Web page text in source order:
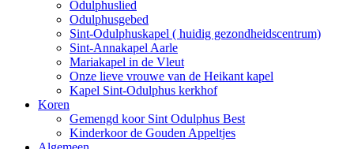
Odulphuslied
Odulphusgebed
Sint-Odulphuskapel ( huidig gezondheidscentrum)
Sint-Annakapel Aarle
Mariakapel in de Vleut
Onze lieve vrouwe van de Heikant kapel
Kapel Sint-Odulphus kerkhof
Koren
Gemengd koor Sint Odulphus Best
Kinderkoor de Gouden Appeltjes